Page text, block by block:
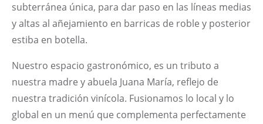
subterránea única, para dar paso en las líneas medias
y altas al añejamiento en barricas de roble y posterior
estiba en botella.
Nuestro espacio gastronómico, es un tributo a
nuestra madre y abuela Juana María, reflejo de
nuestra tradición vinícola. Fusionamos lo local y lo
global en un menú que complementa perfectamente